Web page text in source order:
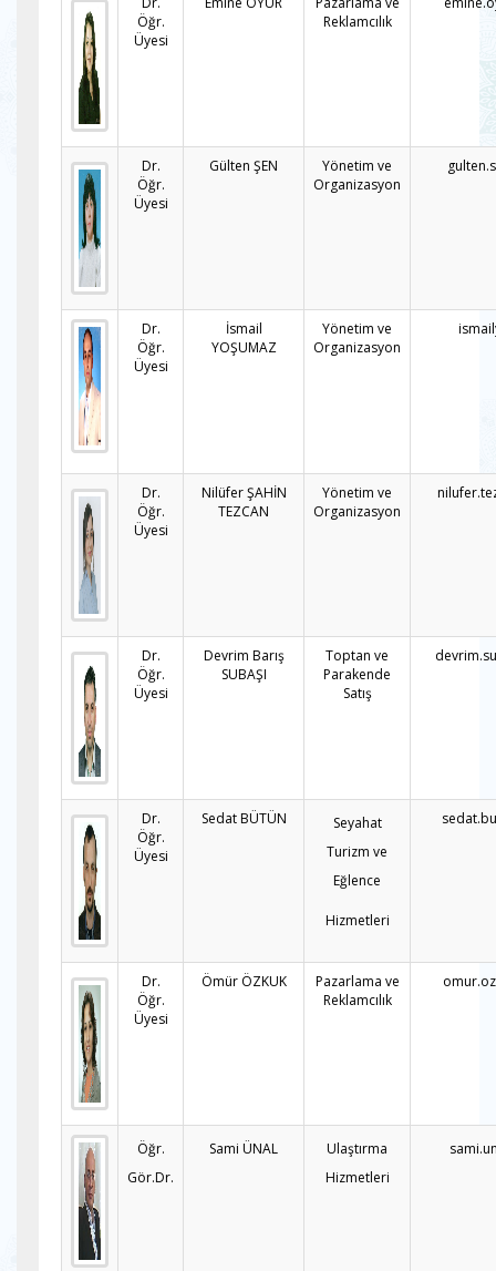
Öğr.
Üyesi
Reklamcılık
Dr.
Öğr.
Üyesi
Gülten ŞEN
Yönetim ve
Organizasyon
Dr.
Öğr.
Üyesi
İsmail
YOŞUMAZ
Yönetim ve
Organizasyon
Dr.
Öğr.
Üyesi
Nilüfer ŞAHİN
TEZCAN
Yönetim ve
Organizasyon
Dr.
Öğr.
Üyesi
Devrim Barış
SUBAŞI
Toptan ve
Parakende
Satış
Dr.
Öğr.
Üyesi
Sedat BÜTÜN
Seyahat
Turizm ve
Eğlence
Hizmetleri
Dr.
Öğr.
Üyesi
Ömür ÖZKUK
Pazarlama ve
Reklamcılık
Öğr.
Gör.Dr.
Sami ÜNAL
Ulaştırma
Hizmetleri